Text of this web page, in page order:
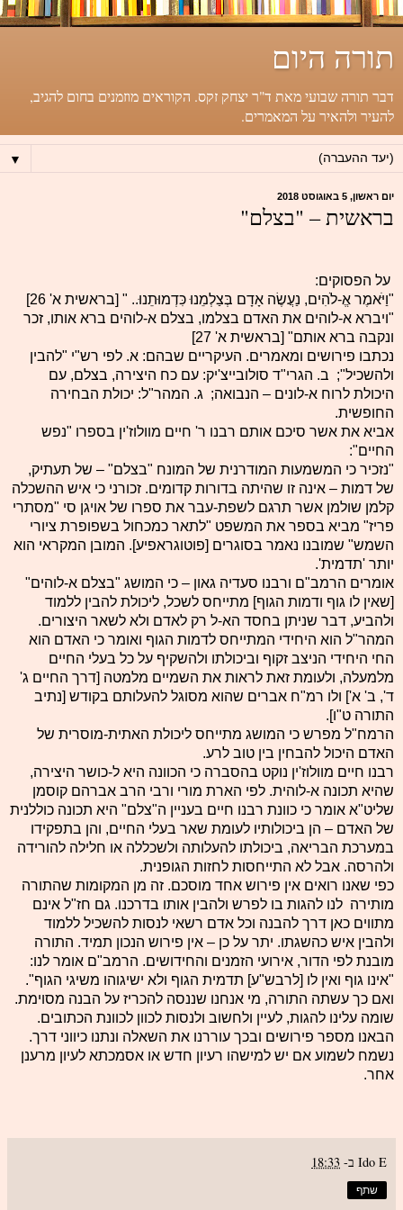
תורה היום
דבר תורה שבועי מאת ד"ר יצחק זקס. הקוראים מוזמנים בחום להגיב,
להעיר ולהאיר על המאמרים.
▼
יום ראשון, 5 באוגוסט 2018
בראשית – "בצלם"
על הפסוקים:
"וַיֹּאמֶר אֱ-לֹהִים, נַעֲשֶׂה אָדָם בְּצַלְמֵנוּ כִּדְמוּתֵנוּ.. " [בראשית א' 26]
"ויברא א-לוהים את האדם בצלמו, בצלם א-לוהים ברא אותו, זכר
ונקבה ברא אותם" [בראשית א' 27]
נכתבו פירושים ומאמרים. העיקריים שבהם: א. לפי רש"י "להבין
ולהשכיל"; ב. הגרי"ד סולובייצ'יק: עם כח היצירה, בצלם, עם
היכולת לרוח א-לונים – הנבואה; ג. המהר"ל: יכולת הבחירה
החופשית.
אביא את אשר סיכם אותם רבנו ר' חיים מוולוז'ין בספרו "נפש
החיים":
"נזכיר כי המשמעות המודרנית של המונח "בצלם" – של תעתיק,
של דמות – אינה זו שהיתה בדורות קדומים. זכורני כי איש ההשכלה
קלמן שולמן אשר תרגם לשפת-עבר את ספרו של אויגן סי "מסתרי
פריז" מביא בספר את המשפט "לתאר כמכחול בשפופרת ציורי
השמש" שמובנו נאמר בסוגרים [פוטוגראפיע]. המובן המקראי הוא
יותר 'תדמית'.
אומרים הרמב"ם ורבנו סעדיה גאון – כי המושג "בצלם א-לוהים"
[שאין לו גוף ודמות הגוף] מתייחס לשכל, ליכולת להבין ללמוד
ולהביע, דבר שניתן בחסד הא-ל רק לאדם ולא לשאר היצורים.
המהר"ל הוא היחידי המתייחס לדמות הגוף ואומר כי האדם הוא
החי היחידי הניצב זקוף וביכולתו ולהשקיף על כל בעלי החיים
מלמעלה, ולעומת זאת לראות את השמיים מלמטה [דרך החיים ג'
ד', ב' א'] ולו רמ"ח אברים שהוא מסוגל להעלותם בקודש [נתיב
התורה ט"ו].
הרמח"ל מפרש כי המושג מתייחס ליכולת האתית-מוסרית של
האדם היכול להבחין בין טוב לרע.
רבנו חיים מוולוז'ין נוקט בהסברה כי הכוונה היא ל-כושר היצירה,
שהיא תכונה א-לוהית. לפי הארת מורי ורבי הרב אברהם קוסמן
שליט"א אומר כי כוונת רבנו חיים בעניין ה"צלם" היא תכונה כוללנית
של האדם – הן ביכולותיו לעומת שאר בעלי החיים, והן בתפקידו
במערכת הבריאה, ביכולתו להעלותה ולשכללה או חלילה להורידה
ולהרסה. אבל לא התייחסות לחזות הגופנית.
כפי שאנו רואים אין פירוש אחד מוסכם. זה מן המקומות שהתורה
מותירה לנו להגות בו לפרש ולהבין אותו בדרכנו. גם חז"ל אינם
מתווים כאן דרך להבנה וכל אדם רשאי לנסות להשכיל ללמוד
ולהבין איש כהשגתו. יתר על כן – אין פירוש הנכון תמיד. התורה
מובנת לפי הדור, אירועי הזמנים והחידושים. הרמב"ם אומר לנו:
"אינו גוף ואין לו [לרבש"ע] תדמית הגוף ולא ישיגוהו משיגי הגוף".
ואם כך עשתה התורה, מי אנחנו שננסה להכריז על הבנה מסוימת.
שומה עלינו להגות, לעיין ולחשוב ולנסות לכוון לכוונת הכתובים.
הבאנו מספר פירושים ובכך עוררנו את השאלה ונתנו כיווני דרך.
נשמח לשמוע אם יש למישהו רעיון חדש או אסמכתא לעיון מרענן
אחר.
Ido E ב- 18:33
שתף